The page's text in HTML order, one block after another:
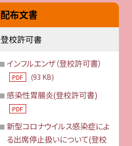
配布文書
登校許可書
インフルエンザ（登校許可書）
PDF (93 KB)
感染性胃腸炎(登校許可書)
PDF
新型コロナウイルス感染症によ
る出席停止扱いについて(登校